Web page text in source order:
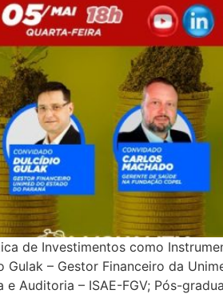
de Investimentos como
– Gestor Financeiro da
Auditoria – ISAE-FGV; Pós-